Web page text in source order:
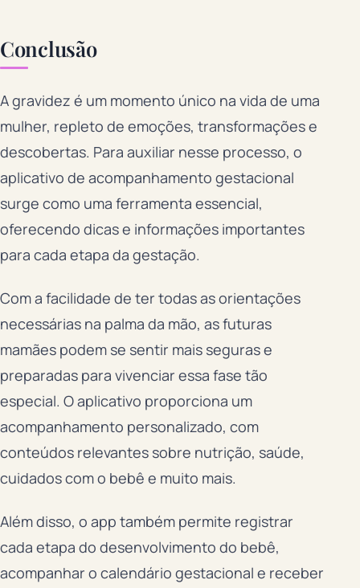
Conclusão
A gravidez é um momento único na vida de uma
mulher, repleto de emoções, transformações e
descobertas. Para auxiliar nesse processo, o
aplicativo de acompanhamento gestacional
surge como uma ferramenta essencial,
oferecendo dicas e informações importantes
para cada etapa da gestação.
Com a facilidade de ter todas as orientações
necessárias na palma da mão, as futuras
mamães podem se sentir mais seguras e
preparadas para vivenciar essa fase tão
especial. O aplicativo proporciona um
acompanhamento personalizado, com
conteúdos relevantes sobre nutrição, saúde,
cuidados com o bebê e muito mais.
Além disso, o app também permite registrar
cada etapa do desenvolvimento do bebê,
acompanhar o calendário gestacional e receber